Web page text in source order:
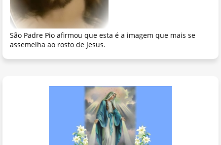
São Padre Pio afirmou que esta é a imagem que mais se
assemelha ao rosto de Jesus.